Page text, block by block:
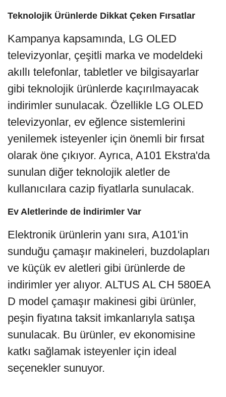
Teknolojik Ürünlerde Dikkat Çeken Fırsatlar
Kampanya kapsamında, LG OLED
televizyonlar, çeşitli marka ve modeldeki
akıllı telefonlar, tabletler ve bilgisayarlar
gibi teknolojik ürünlerde kaçırılmayacak
indirimler sunulacak. Özellikle LG OLED
televizyonlar, ev eğlence sistemlerini
yenilemek isteyenler için önemli bir fırsat
olarak öne çıkıyor. Ayrıca, A101 Ekstra'da
sunulan diğer teknolojik aletler de
kullanıcılara cazip fiyatlarla sunulacak.
Ev Aletlerinde de İndirimler Var
Elektronik ürünlerin yanı sıra, A101'in
sunduğu çamaşır makineleri, buzdolapları
ve küçük ev aletleri gibi ürünlerde de
indirimler yer alıyor. ALTUS AL CH 580EA
D model çamaşır makinesi gibi ürünler,
peşin fiyatına taksit imkanlarıyla satışa
sunulacak. Bu ürünler, ev ekonomisine
katkı sağlamak isteyenler için ideal
seçenekler sunuyor.